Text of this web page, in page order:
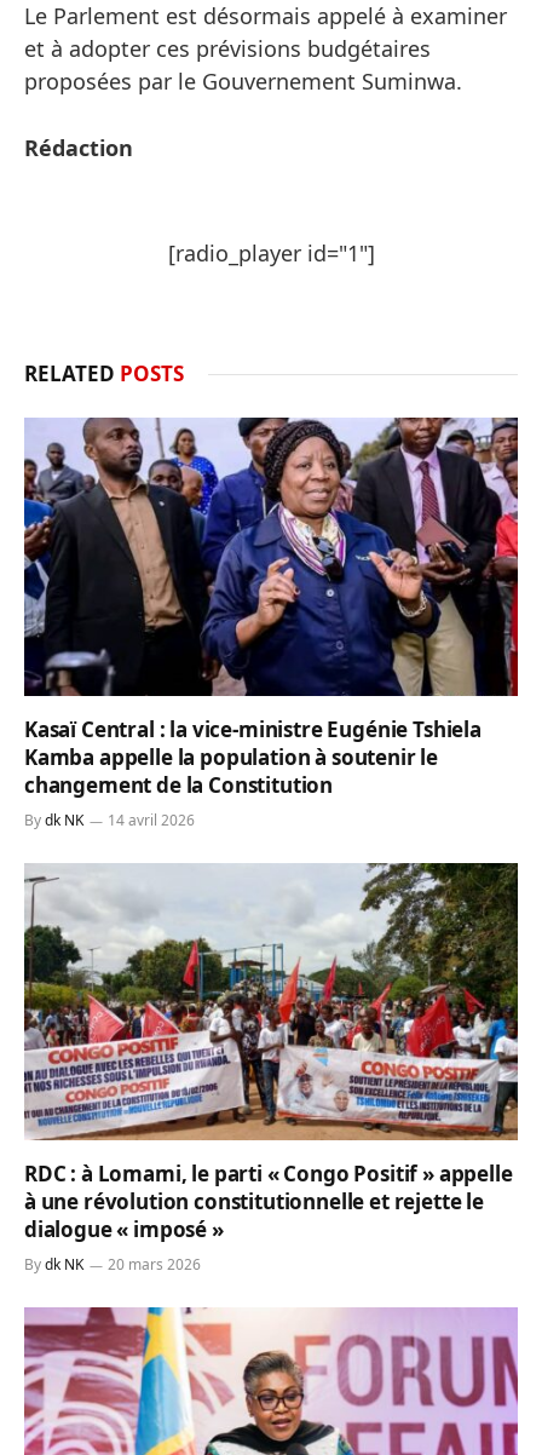
Le Parlement est désormais appelé à examiner
et à adopter ces prévisions budgétaires
proposées par le Gouvernement Suminwa.
Rédaction
[radio_player id="1"]
RELATED POSTS
Kasaï Central : la vice-ministre Eugénie Tshiela
Kamba appelle la population à soutenir le
changement de la Constitution
Bydk NK 14 avril 2026
​RDC : à Lomami, le parti « Congo Positif » appelle
à une révolution constitutionnelle et rejette le
dialogue « imposé »
Bydk NK 20 mars 2026